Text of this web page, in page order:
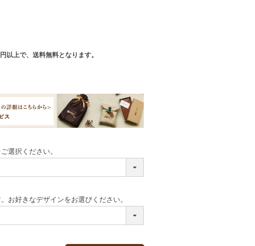
以上で、送料無料となります。
選択ください。
お好きなデザインをお選びください。